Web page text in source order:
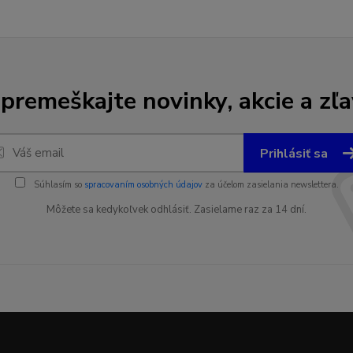
novinky, akcie a
Prihlásiť sa
Súhlasím so spracovaním osobných údajovza účelom zasielania newslettera.
Môžete sa kedykoľvek odhlásiť. Zasielame raz za 14 dní.